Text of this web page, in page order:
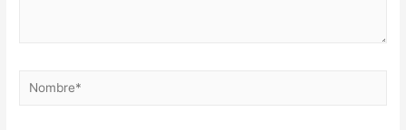
Nombre*